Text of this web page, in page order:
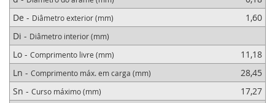
De - Diâmetro exterior (mm)
1,60
Di - Diâmetro interior (mm)
Lo - Comprimento livre (mm)
11,18
Ln - Comprimento máx. em carga (mm)
28,45
Sn - Curso máximo (mm)
17,27